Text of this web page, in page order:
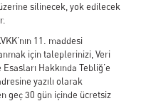
silinecek, yok edilecek
11. maddesi
için taleplerinizi, Veri
Hakkında Tebliğ’e
yazılı olarak
geç 30 gün içinde ücretsiz